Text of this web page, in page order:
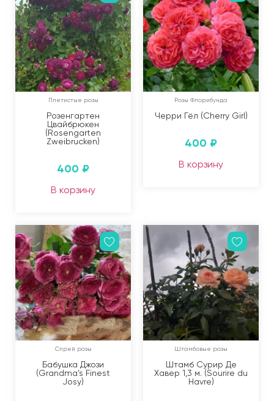
Плетистые розы
Розенгартен
Цвайбрюкен
(Rosengarten
Zweibrucken)
400 ₽
В корзину
Розы Флорибунда
Черри Гёл (Cherry Girl)
400 ₽
В корзину
Спрей розы
Бабушка Джози
(Grandma’s Finest
Josy)
Штамбовые розы
Штамб Сурир Де
Хавер 1,3 м. (Sourire du
Havre)